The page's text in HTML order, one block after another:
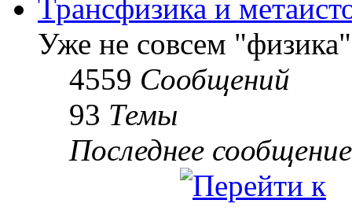
Трансфизика и
Уже не совсем
4559 Сообщений
93 Темы
Последнее сообщение